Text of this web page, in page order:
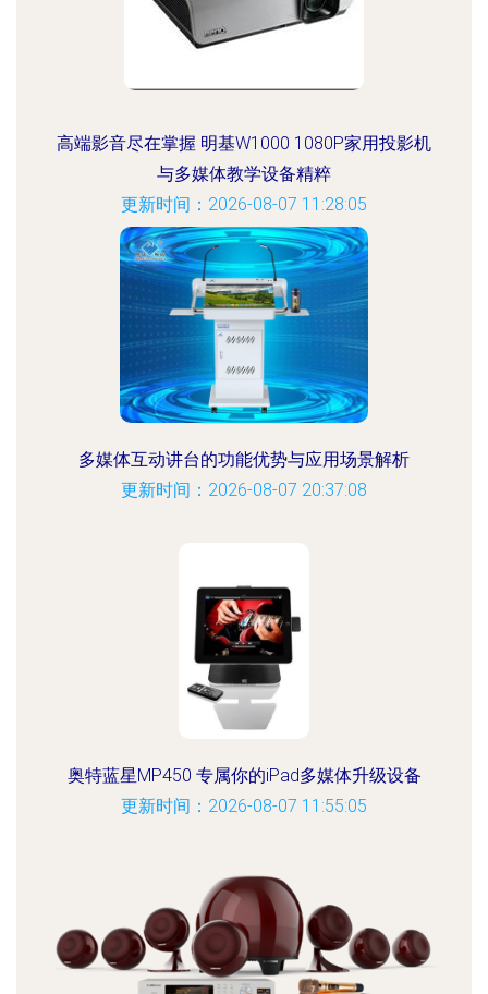
高端影音尽在掌握 明基W1000 1080P家用投影机
与多媒体教学设备精粹
更新时间：2026-08-07 11:28:05
多媒体互动讲台的功能优势与应用场景解析
更新时间：2026-08-07 20:37:08
奥特蓝星MP450 专属你的iPad多媒体升级设备
更新时间：2026-08-07 11:55:05